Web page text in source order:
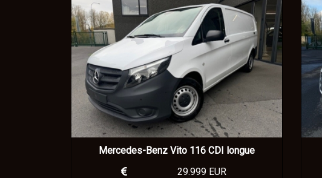
Mercedes-Benz Vito 116 CDI longue
29.999 EUR